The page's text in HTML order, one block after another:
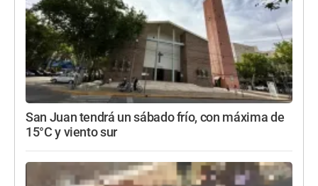
San Juan tendrá un sábado frío, con máxima de
15°C y viento sur